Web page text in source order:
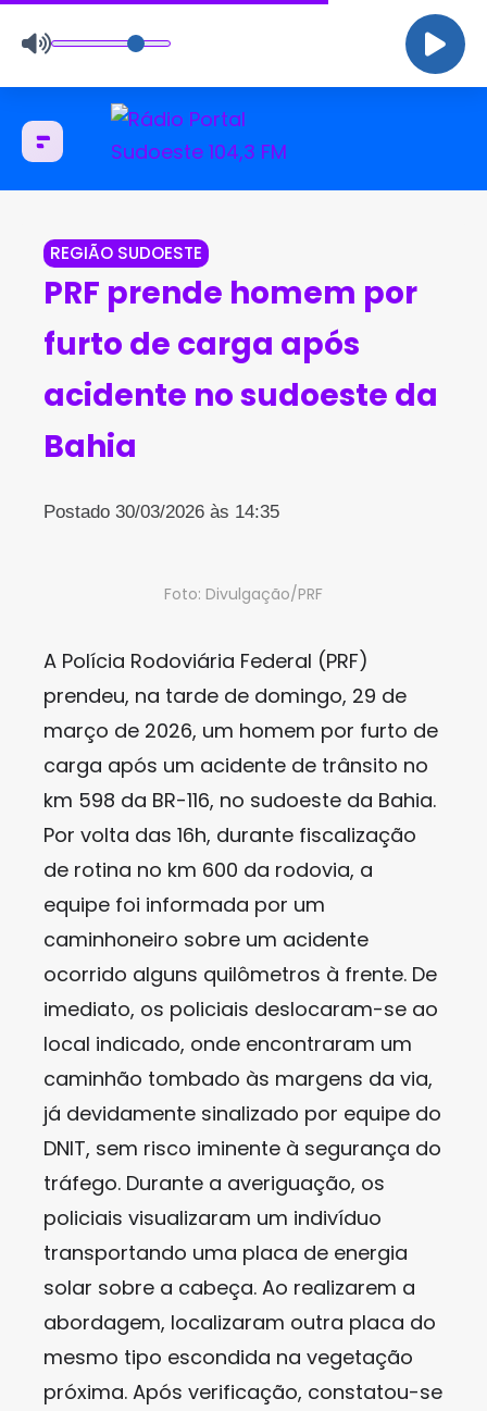
REGIÃO SUDOESTE
PRF prende homem por
furto de carga após
acidente no sudoeste da
Bahia
Postado 30/03/2026 às 14:35
Foto: Divulgação/PRF
A Polícia Rodoviária Federal (PRF)
prendeu, na tarde de domingo, 29 de
março de 2026, um homem por furto de
carga após um acidente de trânsito no
km 598 da BR-116, no sudoeste da Bahia.
Por volta das 16h, durante fiscalização
de rotina no km 600 da rodovia, a
equipe foi informada por um
caminhoneiro sobre um acidente
ocorrido alguns quilômetros à frente. De
imediato, os policiais deslocaram-se ao
local indicado, onde encontraram um
caminhão tombado às margens da via,
já devidamente sinalizado por equipe do
DNIT, sem risco iminente à segurança do
tráfego. Durante a averiguação, os
policiais visualizaram um indivíduo
transportando uma placa de energia
solar sobre a cabeça. Ao realizarem a
abordagem, localizaram outra placa do
mesmo tipo escondida na vegetação
próxima. Após verificação, constatou-se